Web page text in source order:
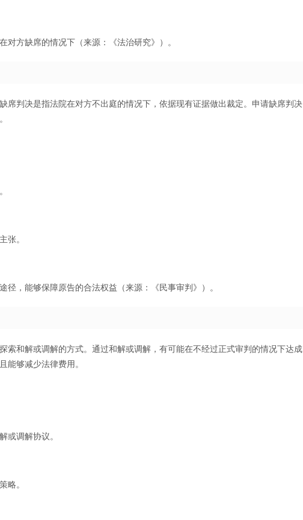
方缺席的情况下（来源：《法治研究》）。
席判决是指法院在对方不出庭的情况下，依据现有证据做出裁定。申请缺席判决
张。
，能够保障原告的合法权益（来源：《民事审判》）。
索和解或调解的方式。通过和解或调解，有可能在不经过正式审判的情况下达成
能够减少法律费用。
或调解协议。
略。